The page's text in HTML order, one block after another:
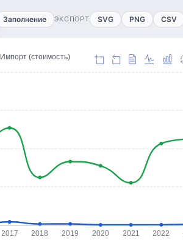
Заполнение ЭКСПОРТ SVG PNG CSV
2017 2018 2019 2020 2021 2022
Импорт (стоимость)